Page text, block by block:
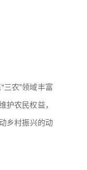
农”领域丰富
护农民权益，
乡村振兴的动